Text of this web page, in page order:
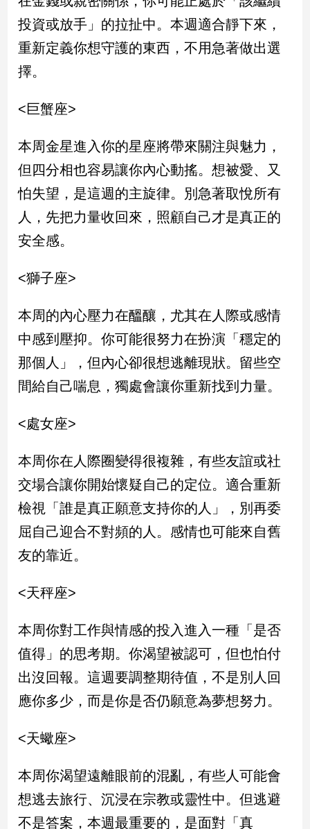
南
台
灣
點
台
灣
觀
點
娛
樂
星
聞
流
行/
時
追
生
活
建
築/
設
旅
遊/
美
食
星
座/
理
費
健
親
投資或放手」的拉扯中。本週適合靜下來，
重新定義你想守護的東西，不用急著做出選
擇。
<巨蟹座>
本周金星進入你的星座將帶來關注與魅力，
但四分相也容易讓你內心動搖。想被愛、又
怕失望，是這週的主旋律。別急著取悅所有
人，先把力量收回來，照顧自己才是真正的
安全感。
<獅子座>
本周的內心壓力在醞釀，尤其在人際或感情
中感到壓抑。你可能很努力在扮演「穩定的
那個人」，但內心卻很想逃離現狀。留些空
間給自己喘息，獨處會讓你重新找到力量。
<處女座>
本周你在人際圈變得很複雜，有些友誼或社
交場合讓你開始懷疑自己的定位。適合重新
檢視「誰是真正願意支持你的人」，別再委
屈自己迎合不對頻的人。感情也可能來自舊
友的靠近。
<天秤座>
本周你對工作與情感的投入進入一種「是否
值得」的思考期。你渴望被認可，但也怕付
出沒回報。這週要調整期待值，不是別人回
應你多少，而是你是否仍願意為夢想努力。
<天蠍座>
本周你渴望遠離眼前的混亂，有些人可能會
想逃去旅行、沉浸在宗教或靈性中。但逃避
不是答案，本週最重要的，是面對「真